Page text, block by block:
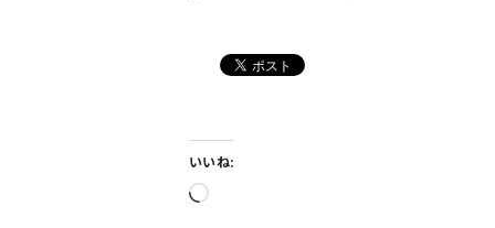
いいね:
読